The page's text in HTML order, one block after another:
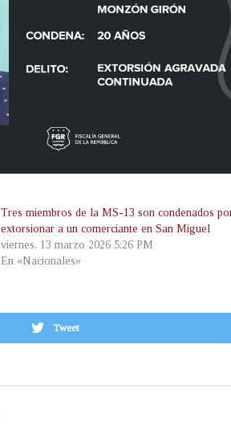
Tres miembros de la MS-13 son condenados
extorsionar a un comerciante en San Miguel
viernes, 13 marzo 2026 5:26 PM
En «Nacionales»
Tweet